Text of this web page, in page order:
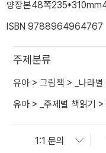
양장본48쪽235*310mm
ISBN 9788964964767
주제분류
유아 > 그림책 > _나라
유아 > _주제별 책읽기 >